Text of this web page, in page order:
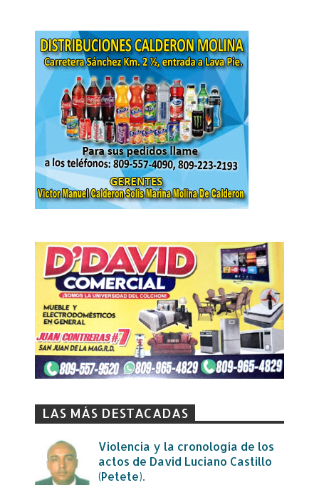
LAS MÁS DESTACADAS
Violencia y la cronología de los
actos de David Luciano Castillo
(Petete).